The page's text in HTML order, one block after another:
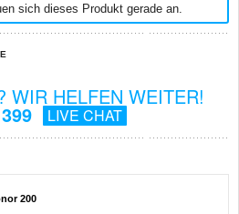
sich dieses Produkt gerade an.
WIR HELFEN WEITER!
LIVE CHAT
200